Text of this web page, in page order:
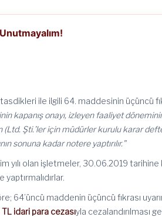
ile ilgili 64. maddesinin üçüncü
kapanış onayı, izleyen faaliyet döneminin
Şti.’ler için müdürler kurulu karar
sonuna kadar notere yaptırılır.”
yılı olan işletmeler, 30.06.2019 tarihine
64’üncü maddenin üçüncü fıkrası
TL idari para cezasıyla cezalandırılması